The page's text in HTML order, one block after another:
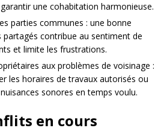
une cohabitation harmonieuse.
parties communes : une bonne
partagés contribue au sentiment de
et limite les frustrations.
aux problèmes de voisinage :
les horaires de travaux autorisés ou
sonores en temps voulu.
en cours